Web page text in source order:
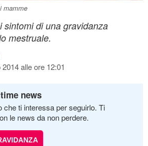
mamme
sintomi di una gravidanza
mestruale.
alle ore 12:01
news
che ti interessa per seguirlo. Ti
le news da non perdere.